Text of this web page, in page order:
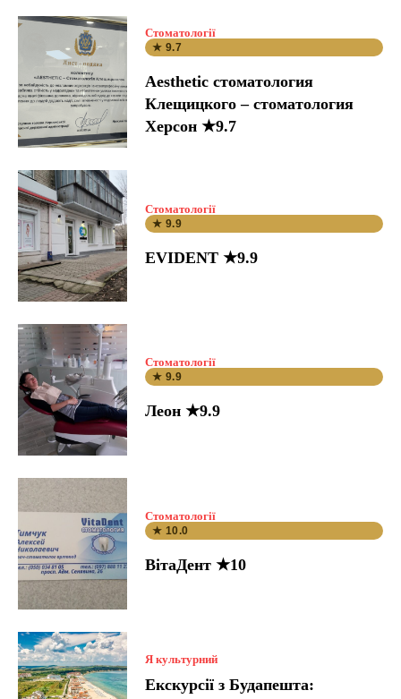
Стоматології
★ 9.7
Aesthetic стоматология
Клещицкого – стоматология
Херсон ★9.7
Стоматології
★ 9.9
EVIDENT ★9.9
Стоматології
★ 9.9
Леон ★9.9
Стоматології
★ 10.0
ВітаДент ★10
Я культурний
Екскурсії з Будапешта: